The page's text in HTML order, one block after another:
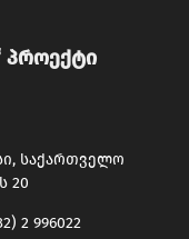
პროექტი
საქართველო
20
2 996022